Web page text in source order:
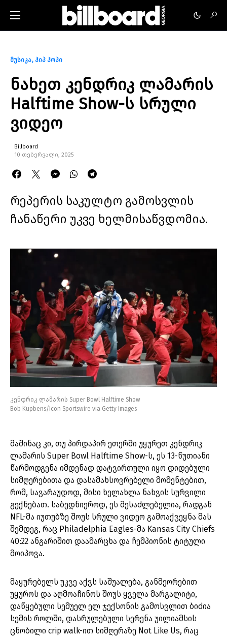
მუსიკა ჰიპ ჰოპი
ნახეთ კენდრიკ ლამარის
Halftime Show-ს სრული
ვიდეო
Billboard
10 თებერვალი, 2025
რეპერის საკულტო გამოსვლის
ჩანაწერი უკვე ხელმისაწვდომია.
კენდრიკ ლამარის Super Bowl Halftime Show
Bob Kupbens/Icon Sportswire via Getty Images
მაშინაც კი, თუ პირდაპირ ეთერში უყურეთ კენდრიკ
ლამარის Super Bowl Halftime Show-ს, ეს 13-წუთიანი
წარმოდგენა იმდენად დატვირთული იყო დიდებული
სიმღერებითა და დასამახსოვრებელი მომენტებით,
რომ, სავარაუდოდ, მისი ხელახლა ნახვის სურვილი
გექნებათ. საბედნიეროდ, ეს შესაძლებელია, რადგან
NFL-მა იუთუბზე შოუს სრული ვიდეო გამოაქვეყნა მას
შემდეგ, რაც Philadelphia Eagles-მა Kansas City Chiefs
40:22 ანგარიშით დაამარცხა და ჩემპიონის ტიტული
მოიპოვა.
მაყურებელს უკვე აქვს საშუალება, განმეორებით
უყუროს და აღმოაჩინოს შოუს ყველა მარგალიტი,
დაწყებული სემუელ ელ ჯექსონის გამოსვლით ბიძია
სემის როლში, დასრულებული სერენა უილიამსის
ცნობილი crip walk-ით სიმღერაზე Not Like Us, რაც